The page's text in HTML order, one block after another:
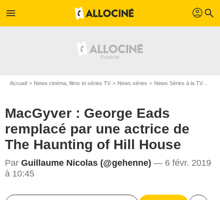
menu profil search
Accueil News cinéma, films et séries TV News séries News Séries à la TV
MacGyver : George Eads
remplacé par une actrice de
The Haunting of Hill House
Par Guillaume Nicolas (@gehenne) — 6 févr. 2019
à 10:45